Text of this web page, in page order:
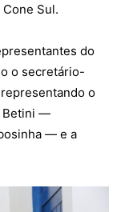
Sul.
do
o secretário-
o
Betini —
— e a